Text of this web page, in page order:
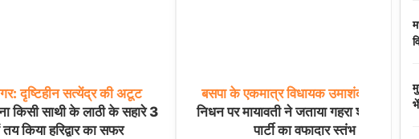
दृष्टिहीन सत्येंद्र की अटूट
किसी साथी के लाठी के सहारे 3
किया हरिद्वार का सफर
बसपा के एकमात्र विधायक उमाशंकर
निधन पर मायावती ने जताया गहरा शोक, बताया
पार्टी का वफादार स्तंभ